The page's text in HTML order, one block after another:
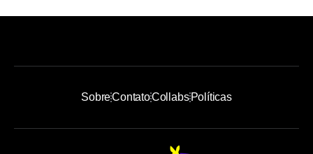
SobreContatoCollabsPolíticas